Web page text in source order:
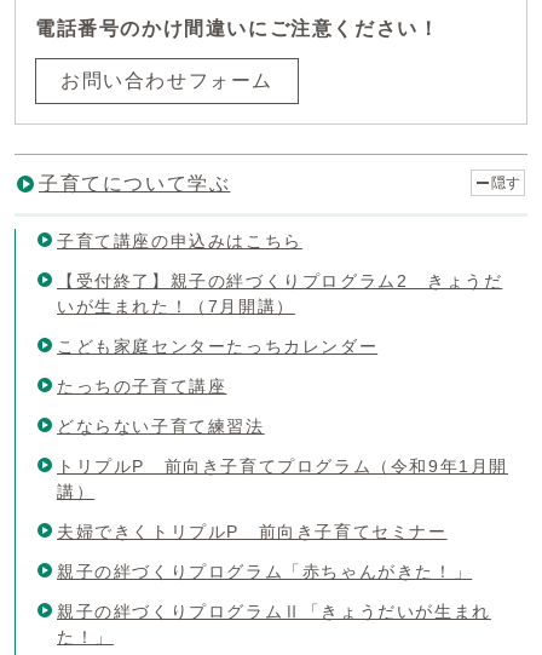
電話番号のかけ間違いにご注意ください！
お問い合わせフォーム
子育てについて学ぶ 隠す
子育て講座の申込みはこちら
【受付終了】親子の絆づくりプログラム2 きょうだ
いが生まれた！（7月開講）
こども家庭センターたっちカレンダー
たっちの子育て講座
どならない子育て練習法
トリプルP 前向き子育てプログラム（令和9年1月開
講）
夫婦できくトリプルP 前向き子育てセミナー
親子の絆づくりプログラム「赤ちゃんがきた！」
親子の絆づくりプログラムⅡ「きょうだいが生まれ
た！」